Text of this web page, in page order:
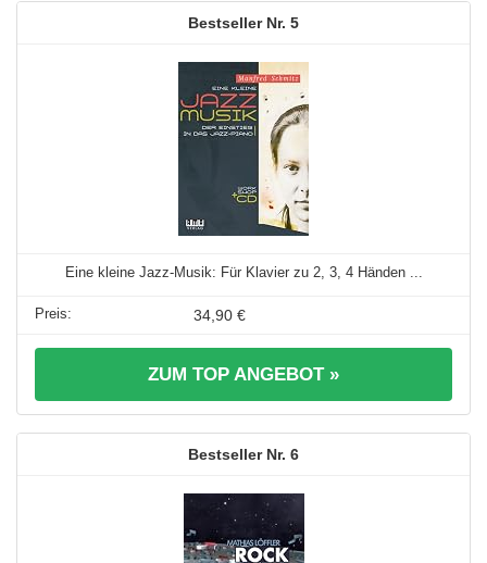
5
Eine kleine Jazz-Musik: Für Klavier zu 2, 3, 4 Händen ...
34,90 €
ZUM TOP ANGEBOT »
6